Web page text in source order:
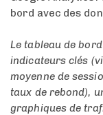
bord avec des
Le tableau de
indicateurs clés
moyenne de
taux de rebond),
graphiques de